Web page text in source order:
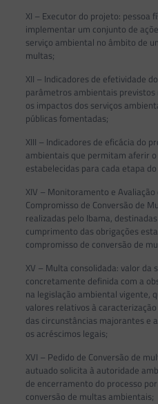
XI – Executor do projeto: pessoa
implementar um conjunto de
serviço ambiental no âmbito de
multas;
XII – Indicadores de efetividade
parâmetros ambientais
os impactos dos serviços
públicas fomentadas;
XIII – Indicadores de eficácia do
ambientais que permitam aferir
estabelecidas para cada etapa
XIV – Monitoramento e
Compromisso de Conversão de
realizadas pelo Ibama,
cumprimento das obrigações
compromisso de conversão de
XV – Multa consolidada: valor da
concretamente definida com a
na legislação ambiental vigente,
valores relativos à
das circunstâncias majorantes e
os acréscimos legais;
XVI – Pedido de Conversão de
autuado solicita à autoridade
de encerramento do processo
conversão de multas ambientais;